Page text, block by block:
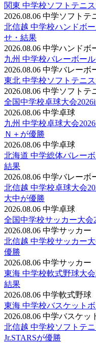
関東 中学校ソフトテニ
2026.08.06 中学ソフトテ
北信越 中学校ハンドボ
せ・結果
2026.08.06 中学ハンドボ
九州 中学校バレーボー
2026.08.06 中学バレーボ
東北 中学校ソフトテニ
2026.08.06 中学ソフトテ
全国中学校卓球大会
2026.08.06 中学卓球
九州 中学校卓球大会
Ｎ＋が優勝
2026.08.06 中学卓球
北海道 中学総体バレー
結果
2026.08.06 中学バレーボ
北信越 中学校卓球大会
大中が優勝
2026.08.06 中学卓球
全国中学校サッカー大会
2026.08.06 中学サッカー
北信越 中学校サッカー
優勝
2026.08.06 中学サッカー
東海 中学校軟式野球大
結果
2026.08.06 中学軟式野球
東海 中学校バスケット
2026.08.06 中学バスケッ
北信越 中学校ソフトテ
Jr.STARSが優勝